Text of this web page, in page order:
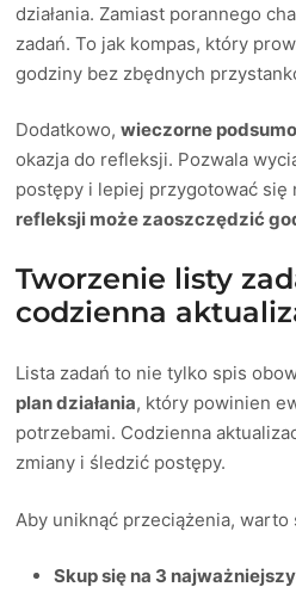
działania. Zamiast porannego
zadań. To jak kompas, który
godziny bez zbędnych
Dodatkowo,wieczorne
okazja do refleksji. Pozwala
postępy i lepiej przygotować się
refleksji może zaoszczędzić
Tworzenie listy
codzienna
Lista zadań to nie tylko spis
plan działania, który powinien
potrzebami. Codzienna
zmiany i śledzić postępy.
Aby uniknąć przeciążenia, warto
Skup się na 3